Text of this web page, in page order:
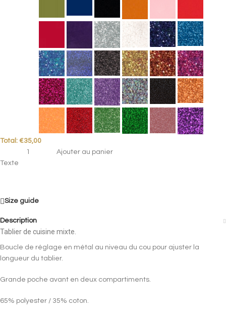
Total: €35,00
Ajouter au panier
Texte
Size guide
Description
Tablier de cuisine mixte.
Boucle de réglage en métal au niveau du cou pour ajuster la
longueur du tablier.
Grande poche avant en deux compartiments.
65% polyester / 35% coton.